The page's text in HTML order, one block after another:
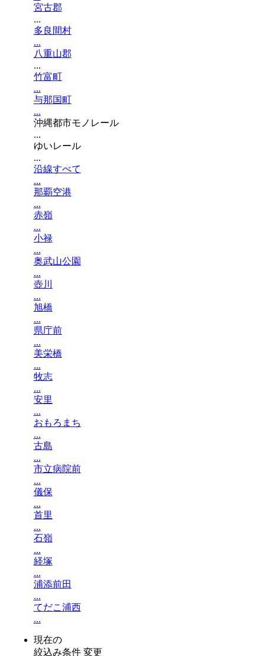
宮古郡
...
多良間村
...
八重山郡
...
竹富町
...
与那国町
...
沖縄都市モノレール
...
ゆいレール
...
沿線すべて
...
那覇空港
...
赤嶺
...
小禄
...
奥武山公園
...
壺川
...
旭橋
...
県庁前
...
美栄橋
...
牧志
...
安里
...
おもろまち
...
古島
...
市立病院前
...
儀保
...
首里
...
石嶺
...
経塚
...
浦添前田
...
てだこ浦西
...
現在の
絞込み条件 変更